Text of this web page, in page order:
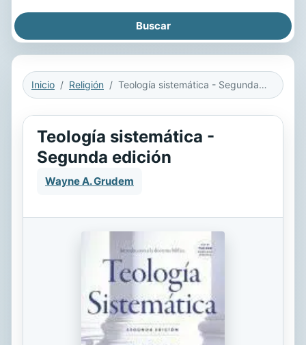
Inicio Religión Teología sistemática - Segunda edición
Teología sistemática -
Segunda edición
Wayne A. Grudem